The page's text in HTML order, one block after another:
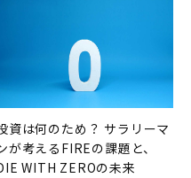
資は何のため？ サラリーマ
が考えるFIREの課題と、
WITH ZEROの未来